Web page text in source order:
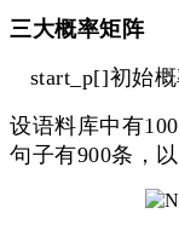
三大概率矩阵
start_p[]初始
设语料库中有
句子有900条，